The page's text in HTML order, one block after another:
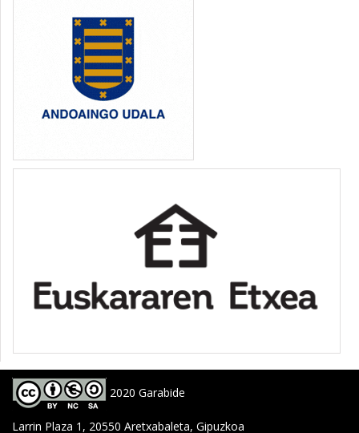
2020 Garabide
Larrin Plaza 1, 20550 Aretxabaleta, Gipuzkoa